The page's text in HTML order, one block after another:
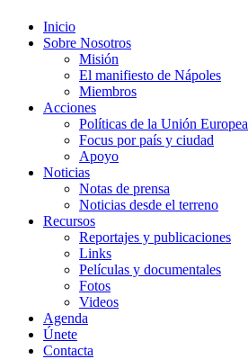
Inicio
Sobre Nosotros
Misión
El manifiesto de Nápoles
Miembros
Acciones
Políticas de la Unión Europea
Focus por país y ciudad
Apoyo
Noticias
Notas de prensa
Noticias desde el terreno
Recursos
Reportajes y publicaciones
Links
Películas y documentales
Fotos
Videos
Agenda
Únete
Contacta